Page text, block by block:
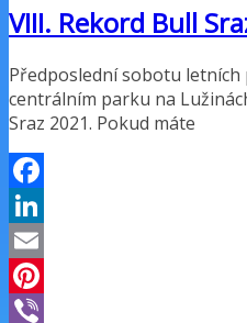
VIII. Rekord Bull
Předposlední sobotu letních
centrálním parku na
Sraz 2021. Pokud máte
Facebook
LinkedIn
Email
Pinterest